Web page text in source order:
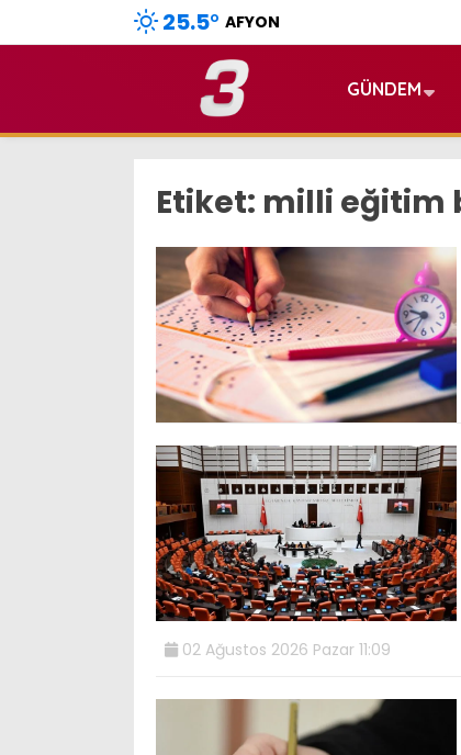
25.5° AFYON
GÜNDEM
Etiket: milli eğitim
02 Ağustos 2026 Pazar 11:09